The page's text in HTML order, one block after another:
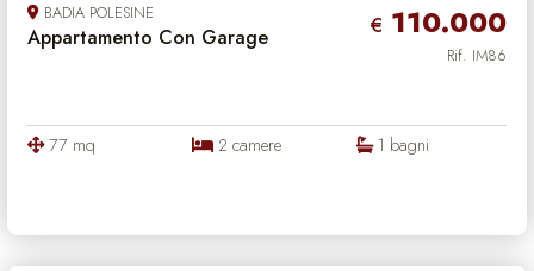
BADIA POLESINE
Appartamento Con Garage € 110.000
Rif. IM86
77 mq 2 camere 1 bagni